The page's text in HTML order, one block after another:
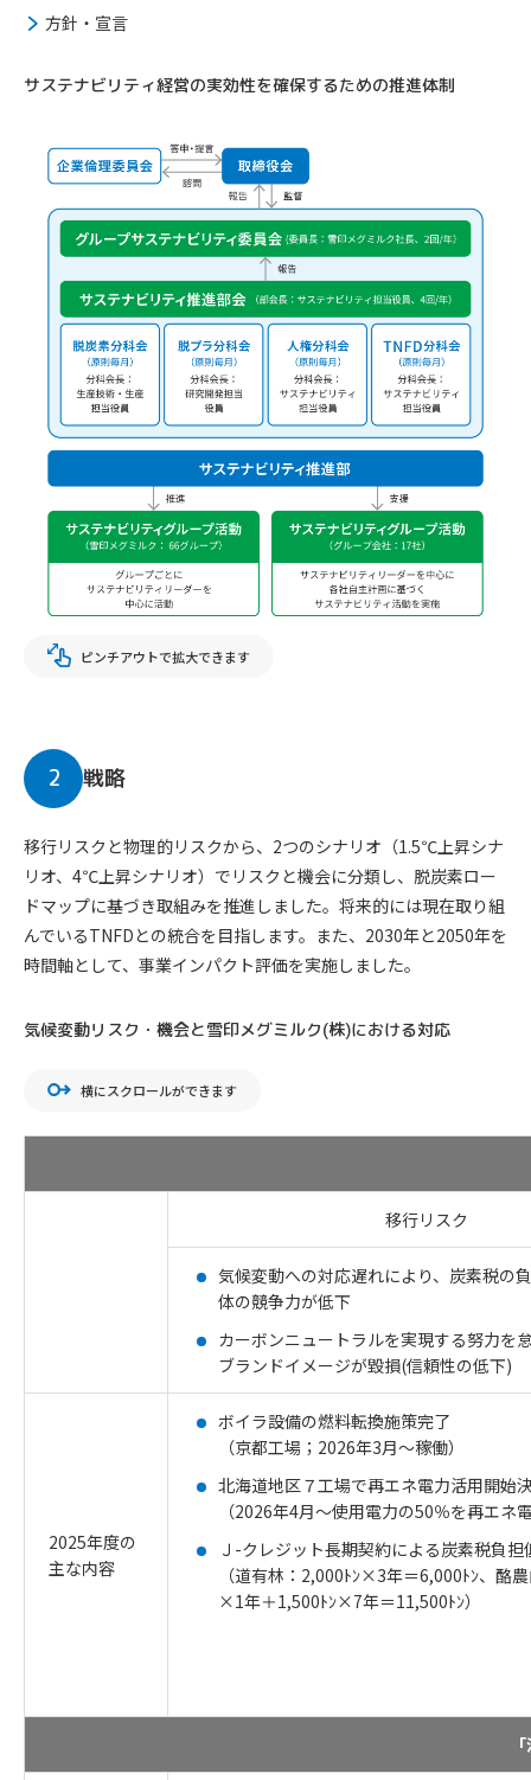
方針・宣言
サステナビリティ経営の実効性を確保するための推進体制
ピンチアウトで拡大できます
2 戦略
移行リスクと物理的リスクから、2つのシナリオ（1.5℃上昇シナ
リオ、4℃上昇シナリオ）でリスクと機会に分類し、脱炭素ロー
ドマップに基づき取組みを推進しました。将来的には現在取り組
んでいるTNFDとの統合を目指します。また、2030年と2050年を
時間軸として、事業インパクト評価を実施しました。
気候変動リスク・機会と雪印メグミルク(株)における対応
横にスクロールができます
移行リスク
気候変動への対応遅れにより、炭素税の
体の競争力が低下
カーボンニュートラルを実現する努力を
ブランドイメージが毀損(信頼性の低下)
2025年度の
主な内容
ボイラ設備の燃料転換施策完了
（京都工場；2026年3月～稼働）
北海道地区７工場で再エネ電力活用開始
（2026年4月～使用電力の50％を再エネ
Ｊ-クレジット長期契約による炭素税負担
（道有林：2,000ﾄﾝ×3年＝6,000ﾄﾝ、酪
×1年＋1,500ﾄﾝ×7年＝11,500ﾄﾝ）